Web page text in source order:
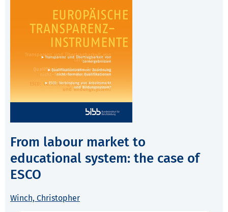
From labour market to
educational system: the case of
ESCO
Winch, Christopher